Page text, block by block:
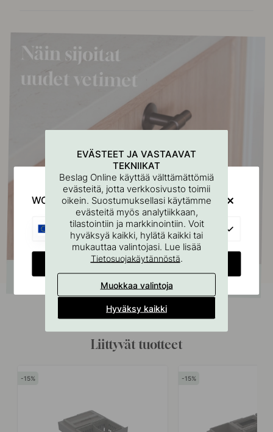
Liittyvät tuotteet
15 15
EVÄSTEET JA VASTAAVAT
TEKNIIKAT
Beslag Online käyttää välttämättömiä
evästeitä, jotta verkkosivusto toimii
oikein. Suostumuksellasi käytämme
evästeitä myös analytiikkaan,
tilastointiin ja markkinointiin. Voit
hyväksyä kaikki, hylätä kaikki tai
mukauttaa valintojasi. Lue lisää
Tietosuojakäytännöstä.
Muokkaa valintoja
Hyväksy kaikki
WOULD YOU RATHER VISIT?
EU
CHANGE COUNTRY